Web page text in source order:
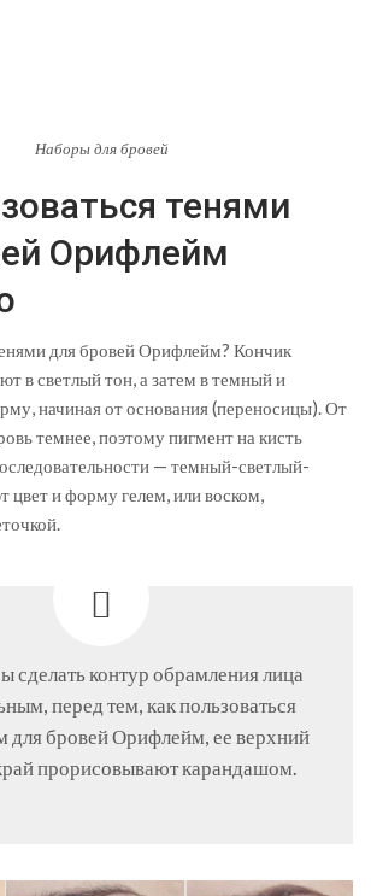
Наборы для бровей
тенями
Орифлейм
для бровей Орифлейм? Кончик
в светлый тон, а затем в темный и
начиная от основания (переносицы). От
темнее, поэтому пигмент на кисть
— темный-светлый-
цвет и форму гелем, или воском,
сделать контур обрамления лица
перед тем, как пользоваться
для бровей Орифлейм, ее верхний
прорисовывают карандашом.